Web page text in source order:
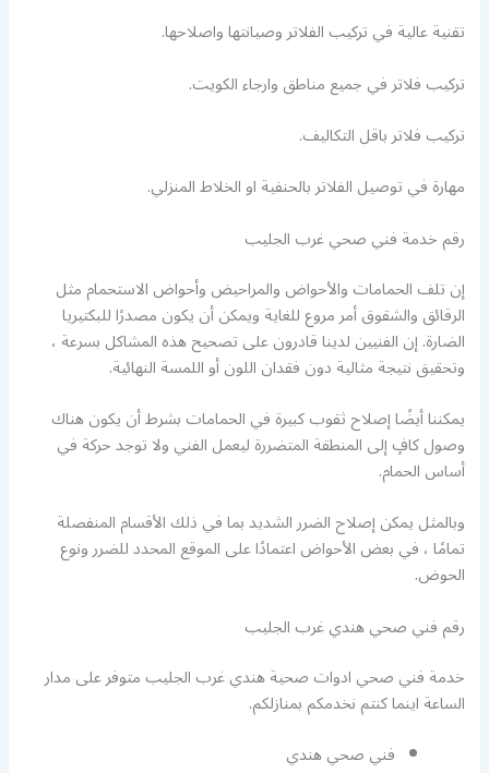
تقنية عالية في تركيب الفلاتر وصيانتها واصلاحها.
تركيب فلاتر في جميع مناطق وارجاء الكويت.
تركيب فلاتر باقل التكاليف.
مهارة في توصيل الفلاتر بالحنفية او الخلاط المنزلي.
رقم خدمة فني صحي غرب الجليب
إن تلف الحمامات والأحواض والمراحيض وأحواض الاستحمام مثل
الرقائق والشقوق أمر مروع للغاية ويمكن أن يكون مصدرًا للبكتيريا
الضارة. إن الفنيين لدينا قادرون على تصحيح هذه المشاكل بسرعة ،
وتحقيق نتيجة مثالية دون فقدان اللون أو اللمسة النهائية.
يمكننا أيضًا إصلاح ثقوب كبيرة في الحمامات بشرط أن يكون هناك
وصول كافٍ إلى المنطقة المتضررة ليعمل الفني ولا توجد حركة في
أساس الحمام.
وبالمثل يمكن إصلاح الضرر الشديد بما في ذلك الأقسام المنفصلة
تمامًا ، في بعض الأحواض اعتمادًا على الموقع المحدد للضرر ونوع
الحوض.
رقم فني صحي هندي غرب الجليب
خدمة فني صحي ادوات صحية هندي غرب الجليب متوفر على مدار
الساعة اينما كنتم نخدمكم بمنازلكم.
فني صحي هندي